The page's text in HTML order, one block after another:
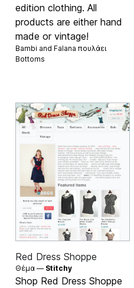
edition clothing. All
products are either hand
made or vintage!
Bambi and Falana πουλάει
Bottoms
Red Dress Shoppe
Θέμα — Stitchy
Shop Red Dress Shoppe